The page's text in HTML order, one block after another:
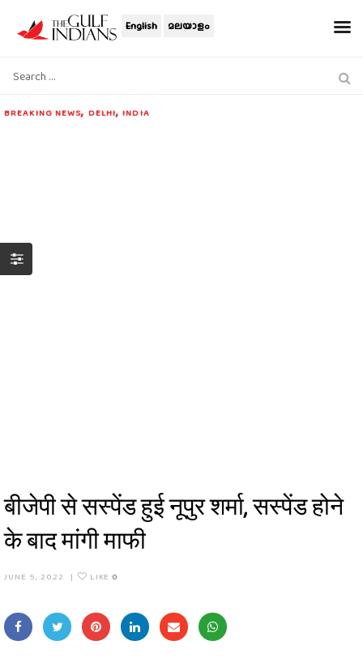
English മലയാളം
BREAKING NEWS, DELHI,INDIA
बीजेपी से सस्पेंड हुई नूपुर शर्मा, सस्पेंड होने
के बाद मांगी माफी
JUNE 5, 2022 | LIKE 0